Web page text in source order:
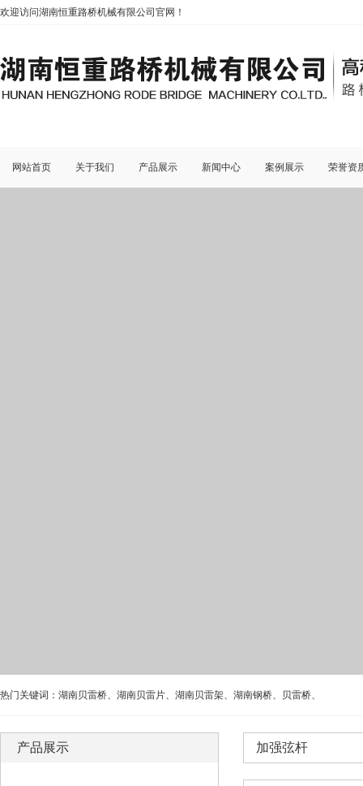
欢迎访问湖南恒重路桥机械有限公司官网！
网站首页 关于我们 产品展示 新闻中心 案例展示 荣誉资
热门关键词： 湖南贝雷桥、 湖南贝雷片、 湖南贝雷架、 湖南钢桥、 贝雷桥、
加强弦杆
产品展示